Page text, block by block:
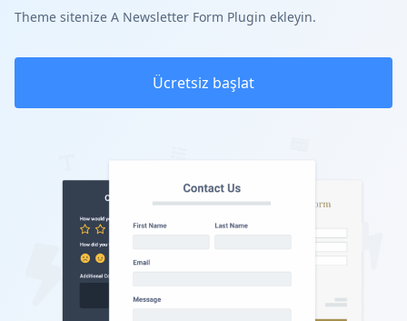
Theme sitenize A Newsletter Form Plugin ekleyin.
Ücretsiz başlat